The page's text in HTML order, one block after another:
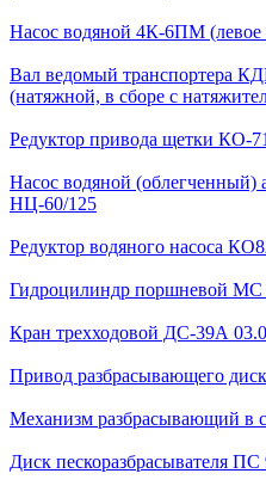
Насос водяной 4К-6ПМ (левое
Вал ведомый транспортера
(натяжной, в сборе с
Редуктор привода щетки КО-
Насос водяной
НЦ-60/125
Редуктор водяного насоса
Гидроцилиндр поршневой МС
Кран трехходовой ДС-39А
Привод разбрасывающего
Механизм разбрасывающий в
Диск пескоразбрасывателя